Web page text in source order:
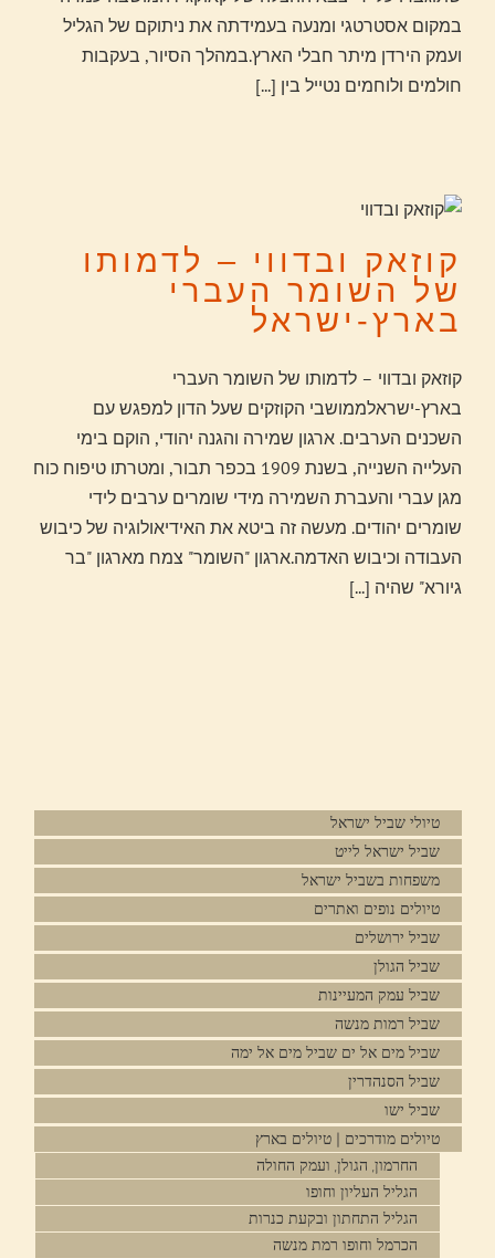
במקום אסטרטגי ומנעה בעמידתה את ניתוקם של הגליל
ועמק הירדן מיתר חבלי הארץ.במהלך הסיור, בעקבות
חולמים ולוחמים נטייל בין [...]
קוזאק ובדווי – לדמותו
של השומר העברי
בארץ-ישראל
קוזאק ובדווי – לדמותו של השומר העברי
בארץ-ישראלממושבי הקוזקים שעל הדון למפגש עם
השכנים הערבים. ארגון שמירה והגנה יהודי, הוקם בימי
העלייה השנייה, בשנת 1909 בכפר תבור, ומטרתו טיפוח כוח
מגן עברי והעברת השמירה מידי שומרים ערבים לידי
שומרים יהודים. מעשה זה ביטא את האידיאולוגיה של כיבוש
העבודה וכיבוש האדמה.ארגון "השומר" צמח מארגון "בר
גיורא" שהיה [...]
טיולי שביל ישראל
שביל ישראל לייט
משפחות בשביל ישראל
טיולים נופים ואתרים
שביל ירושלים
שביל הגולן
שביל עמק המעיינות
שביל רמות מנשה
שביל מים אל ים שביל מים אל ימה
שביל הסנהדרין
שביל ישו
טיולים מודרכים | טיולים בארץ
החרמון, הגולן, ועמק החולה
הגליל העליון וחופו
הגליל התחתון ובקעת כנרות
הכרמל וחופו רמת מנשה